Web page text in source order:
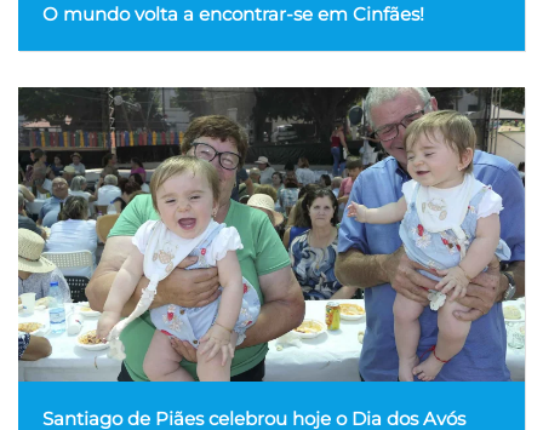
O mundo volta a encontrar-se em Cinfães!
Santiago de Piães celebrou hoje o Dia dos Avós